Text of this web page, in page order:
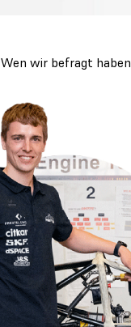
Wen wir befragt haben